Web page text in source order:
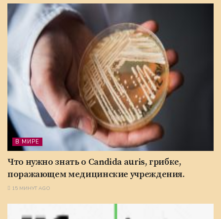
В МИРЕ
Что нужно знать о Candida auris, грибке,
поражающем медицинские учреждения.
15 МИНУТ AGO